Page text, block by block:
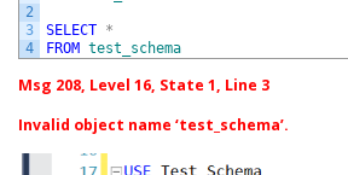
2
3
4
SELECT *
FROM test_schema
Msg 208, Level 16, State 1, Line 3
Invalid object name ‘test_schema’.